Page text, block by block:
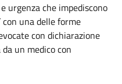
urgenza che impediscono
con una delle forme
con dichiarazione
un medico con